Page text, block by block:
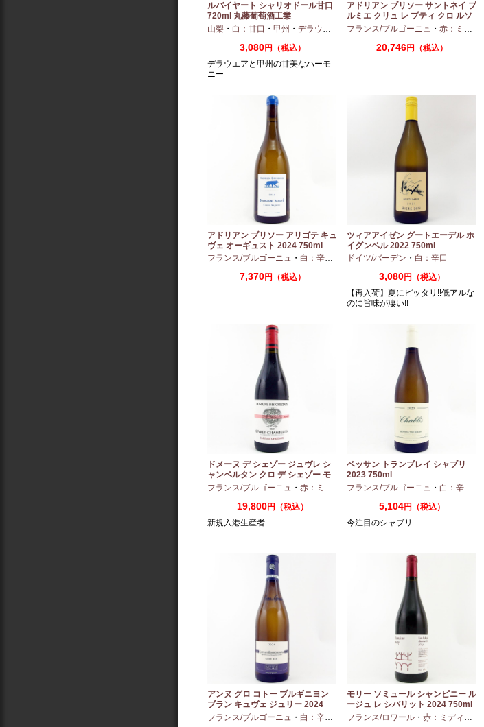
ルバイヤート シャリオドール甘口
720ml 丸藤葡萄酒工業
山梨・ 白：甘口 ・ 甲州 ・ デラウエア
3,080円（税込）
デラウエアと甲州の甘美なハーモ
ニー
アドリアン ブリソー サントネイ プ
ルミエ クリュ レ プティ クロ ルソ
ー 2024 750ml
フランス/ブルゴーニュ ・ 赤：ミディアムボディ
20,746円（税込）
アドリアン ブリソー アリゴテ キュ
ヴェ オーギュスト 2024 750ml
フランス/ブルゴーニュ ・ 白：辛口 アリゴテ
7,370円（税込）
ツィアアイゼン グートエーデル ホ
イグンベル 2022 750ml
ドイツ/バーデン ・ 白：辛口
3,080円（税込）
【再入荷】夏にピッタリ!!低アルな
のに旨味が凄い!!
ドメーヌ デ シェゾー ジュヴレ シ
ャンベルタン クロ デ シェゾー モ
ノポール 2023 750ml
フランス/ブルゴーニュ ・ 赤：ミディアムボディ ・ピノノワール
19,800円（税込）
新規入港生産者
ベッサン トランブレイ シャブリ
2023 750ml
フランス/ブルゴーニュ ・ 白：辛口
5,104円（税込）
今注目のシャブリ
アンヌ グロ コトー ブルギニヨン
ブラン キュヴェ ジュリー 2024
フランス/ブルゴーニュ ・ 白：辛口 シャルドネ
モリー ソミュール シャンピニー ル
ージュ レ シバリット 2024 750ml
フランス/ロワール・ 赤：ミディアムボディ